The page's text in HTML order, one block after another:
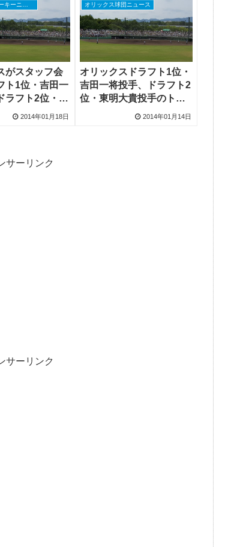
オリックスルーキーニュース
がスタッフ会
ト1位・吉田一
ラフト2位・東
などが1軍キャ
2014年01月18日
オリックス球団ニュース
オリックスドラフト1位・
吉田一将投手、ドラフト2
位・東明大貴投手のトー
クショーに先着100人即完
2014年01月14日
サーリンク
サーリンク